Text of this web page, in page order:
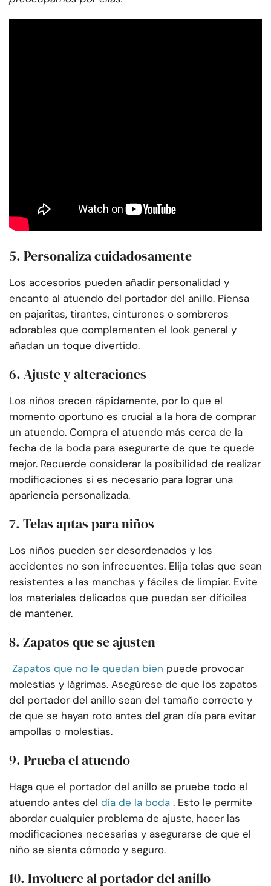
5. Personaliza cuidadosamente
Los accesorios pueden añadir personalidad y
encanto al atuendo del portador del anillo. Piensa
en pajaritas, tirantes, cinturones o sombreros
adorables que complementen el look general y
añadan un toque divertido.
6. Ajuste y alteraciones
Los niños crecen rápidamente, por lo que el
momento oportuno es crucial a la hora de comprar
un atuendo. Compra el atuendo más cerca de la
fecha de la boda para asegurarte de que te quede
mejor. Recuerde considerar la posibilidad de realizar
modificaciones si es necesario para lograr una
apariencia personalizada.
7. Telas aptas para niños
Los niños pueden ser desordenados y los
accidentes no son infrecuentes. Elija telas que sean
resistentes a las manchas y fáciles de limpiar. Evite
los materiales delicados que puedan ser difíciles
de mantener.
8. Zapatos que se ajusten
Zapatos que no le quedan bien puede provocar
molestias y lágrimas. Asegúrese de que los zapatos
del portador del anillo sean del tamaño correcto y
de que se hayan roto antes del gran día para evitar
ampollas o molestias.
9. Prueba el atuendo
Haga que el portador del anillo se pruebe todo el
atuendo antes del día de la boda . Esto le permite
abordar cualquier problema de ajuste, hacer las
modificaciones necesarias y asegurarse de que el
niño se sienta cómodo y seguro.
10. Involucre al portador del anillo